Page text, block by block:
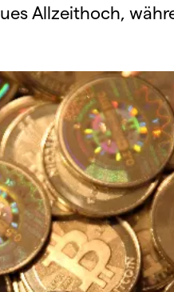
Allzeithoch,